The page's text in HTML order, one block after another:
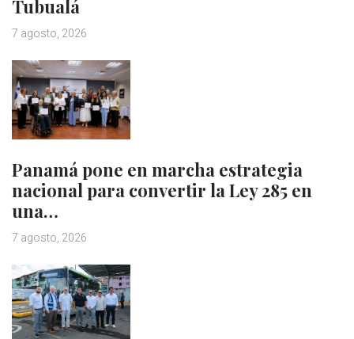
Tubualá
7 agosto, 2026
Panamá pone en marcha estrategia
nacional para convertir la Ley 285 en
una…
7 agosto, 2026